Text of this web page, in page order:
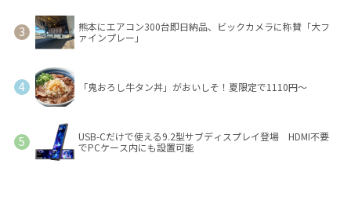
熊本にエアコン300台即日納品、ビックカメラに称賛「大フ
ァインプレー」
「鬼おろし牛タン丼」がおいしそ！夏限定で1110円～
USB-Cだけで使える9.2型サブディスプレイ登場 HDMI不要
でPCケース内にも設置可能